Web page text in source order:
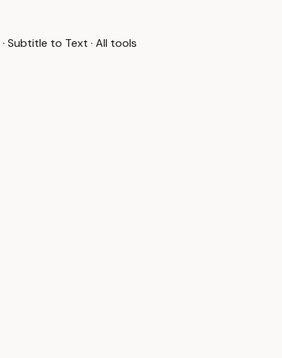
· Subtitle to Text · All tools